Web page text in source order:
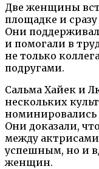
Две женщины
площадке и
Они
и помогали в
не только
подругами.
Сальма Хайек и
нескольких
Они доказали,
между
успешным, но и
женщин.